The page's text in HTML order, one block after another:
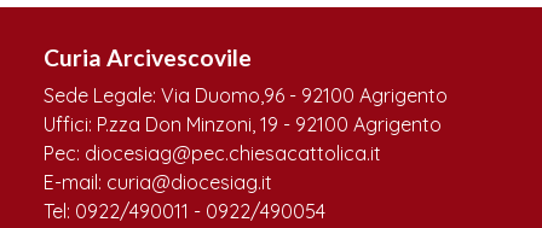
Curia Arcivescovile
Sede Legale: Via Duomo,96 - 92100 Agrigento
Uffici: P.zza Don Minzoni, 19 - 92100 Agrigento
Pec: diocesiag@pec.chiesacattolica.it
E-mail: curia@diocesiag.it
Tel: 0922/490011 - 0922/490054